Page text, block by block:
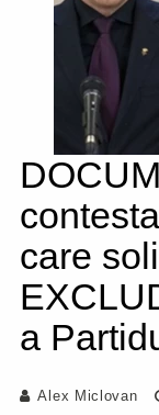
care
a
Alex Miclovan